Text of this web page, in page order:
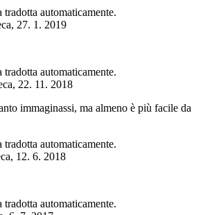
tradotta automaticamente.
, 27. 1. 2019
tradotta automaticamente.
, 22. 11. 2018
immaginassi, ma almeno è più facile da
tradotta automaticamente.
, 12. 6. 2018
tradotta automaticamente.